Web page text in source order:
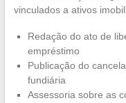
vinculados a ativos
Redação do ato de
empréstimo
Publicação do
fundiária
Assessoria sobre as